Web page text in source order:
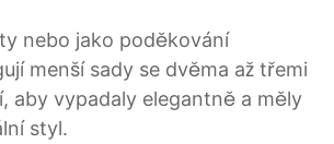
nebo jako poděkování
menší sady se dvěma až třemi
vypadaly elegantně a měly
styl.